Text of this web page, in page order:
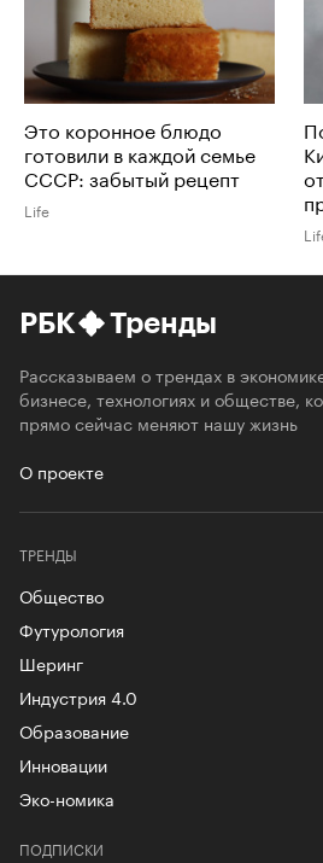
Это коронное блюдо
готовили в каждой семье
СССР: забытый рецепт
Life
РБК Тренды
Рассказываем о трендах в
бизнесе, технологиях и обществе,
прямо сейчас меняют нашу жизнь
О проекте
ТРЕНДЫ
Общество
Футурология
Шеринг
Индустрия 4.0
Образование
Инновации
Эко-номика
ПОДПИСКИ